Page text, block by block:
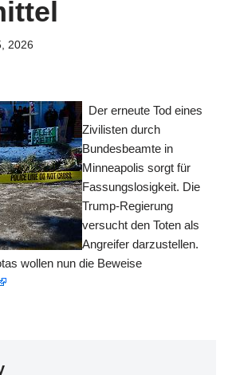
2026
Der erneute Tod eines
Zivilisten durch
Bundesbeamte in
Minneapolis sorgt für
Fassungslosigkeit. Die
Trump-Regierung
versucht den Toten als
Angreifer darzustellen.
wollen nun die Beweise